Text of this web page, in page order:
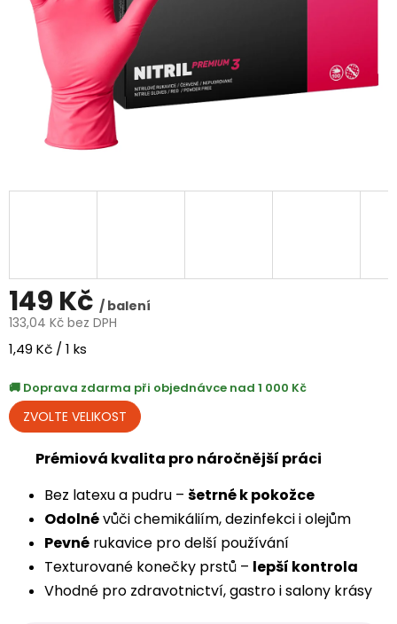
149 Kč / balení
133,04 Kč bez DPH
Měrná
1,49 Kč / 1 ks
Doprava zdarma při objednávce nad 1 000 Kč
Prémiová kvalita pro náročnější práci
Bez latexu a pudru – šetrné k pokožce
Odolnévůči chemikáliím, dezinfekci i olejům
Pevné rukavice pro delší používání
Texturované konečky prstů – lepší kontrola
Vhodné pro zdravotnictví, gastro i salony krásy